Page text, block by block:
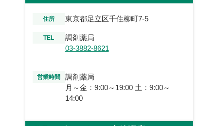
住所 東京都足立区千住柳町7-5
TEL
調剤薬局
03-3882-8621
営業時間
調剤薬局
月～金：9:00～19:00 土：9:00～
14:00